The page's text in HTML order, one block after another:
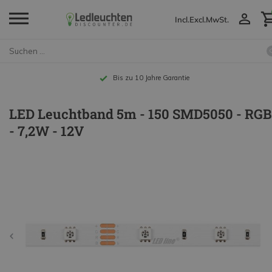
Incl.Excl.MwSt.
Bis zu 10 Jahre Garantie
LED Leuchtband 5m - 150 SMD5050 - RGB
- 7,2W - 12V